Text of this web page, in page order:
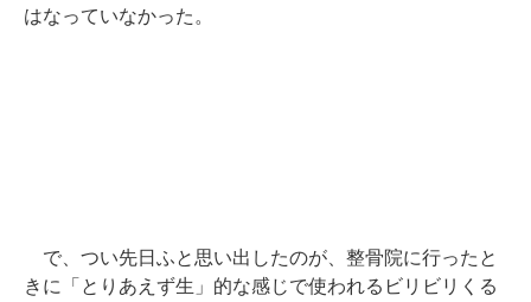
はなっていなかった。
で、つい先日ふと思い出したのが、整骨院に行ったと
きに「とりあえず生」的な感じで使われるビリビリくる